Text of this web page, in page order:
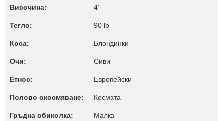
Височина: 4'
Тегло: 90 lb
Коса: Блондинки
Очи: Сиви
Етнос: Европейски
Полово окосмяване: Космата
Гръдна обиколка: Малкa